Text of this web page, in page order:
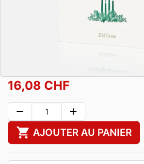
16,08 CHF
remove add
shopping_cart AJOUTER AU PANIER